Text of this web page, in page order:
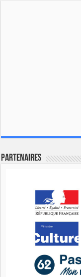
Partenaires